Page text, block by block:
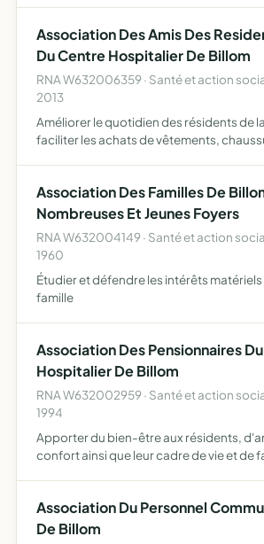
Association Des Amis Des
Du Centre Hospitalier De Billom
RNA W632006359 · Santé et action
2013
Améliorer le quotidien des résidents de
faciliter les achats de vêtements,
Association Des Familles De
Nombreuses Et Jeunes Foyers
RNA W632004149 · Santé et action
1960
Étudier et défendre les intérêts matériels
famille
Association Des Pensionnaires
Hospitalier De Billom
RNA W632002959 · Santé et action
1994
Apporter du bien-être aux résidents,
confort ainsi que leur cadre de vie et de
Association Du Personnel
De Billom